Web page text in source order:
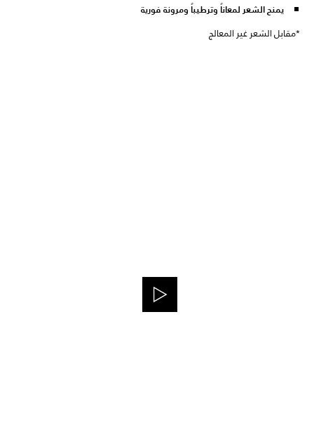
يمنح الشعر لمعاناً وترطيباً ومرونة فورية
*مقابل الشعر غير المعالج